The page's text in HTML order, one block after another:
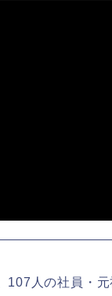
107人の社員・